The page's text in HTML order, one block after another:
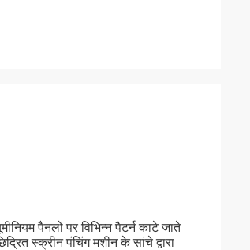
पैनलों पर विभिन्न पैटर्न काटे जाते
स्क्रीन पंचिंग मशीन के सांचे द्वारा